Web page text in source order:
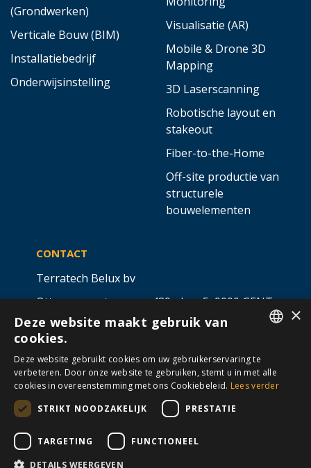
(Grondwerken)
Verticale Bouw (BIM)
Installatiebedrijf
Onderwijsinstelling
Visualisatie (AR)
Mobile & Drone 3D
Mapping
3D Laserscanning
Robotische layout en
stakeout
Fiber-to-the-Home
Off-site productie van
structurele
bouwelementen
CONTACT
Terratech Belux bv
Ottergemsesteenweg 439 - bus 5,9000 GENT
info@allterra-belux.com+32 9 430 25 30
BE1009.467.122
VOLG ONS OP ​ ​
FRENCH
×
Deze website maakt gebruik van
cookies.
Deze website gebruikt cookies om uw gebruikerservaring te
verbeteren. Door onze website te gebruiken, stemt u in met alle
cookies in overeenstemming met ons Cookiebeleid. Lees verder
STRIKT NOODZAKELIJK
PRESTATIE
TARGETING FUNCTIONEEL
DETAILS WEERGEVEN